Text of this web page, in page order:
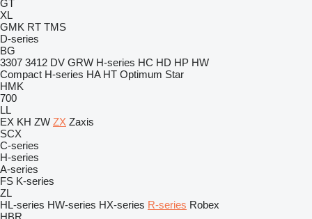
GT
XL
GMK RT TMS
D-series
BG
3307 3412 DV GRW H-series HC HD HP HW
Compact H-series HA HT Optimum Star
HMK
700
LL
EX KH ZW ZX Zaxis
SCX
C-series
H-series
A-series
FS K-series
ZL
HL-series HW-series HX-series R-series Robex
HBR